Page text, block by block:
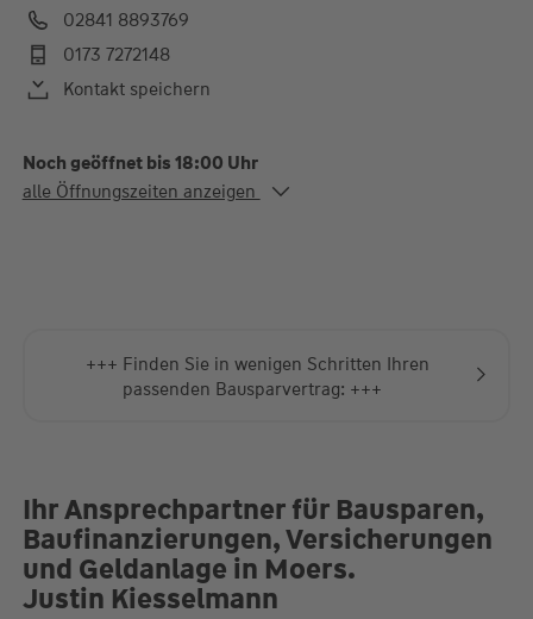
02841 8893769
0173 7272148
Kontakt speichern
Noch geöffnet bis 18:00 Uhr
Alle Öffnungszeiten
alle Öffnungszeiten anzeigen
+++ Finden Sie in wenigen Schritten Ihren
passenden Bausparvertrag: +++
Ihr Ansprechpartner für Bausparen,
Baufinanzierungen, Versicherungen
und Geldanlage in Moers.
Justin Kiesselmann